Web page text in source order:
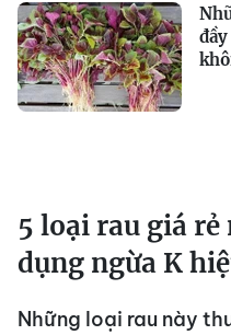
5 loại rau giá rẻ
dụng ngừa K
Những loại rau này